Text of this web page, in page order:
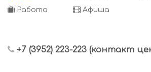
Работа
Афиша
+7 (3952) 223-223 (контакт